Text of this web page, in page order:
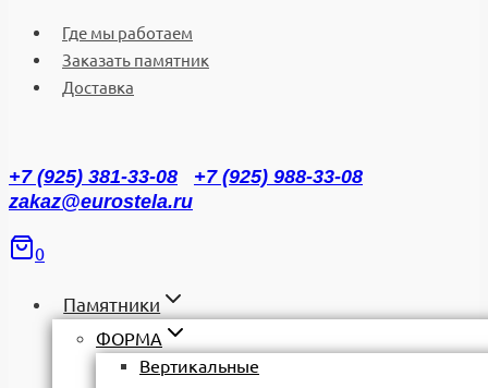
Где мы работаем
Заказать памятник
Доставка
+7 (925) 381-33-08
+7 (925) 988-33-08
zakaz@eurostela.ru
0
Памятники
ФОРМА
Вертикальные